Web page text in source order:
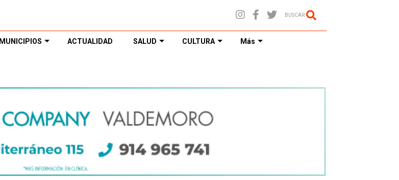
BUSCAR
MUNICIPIOS ACTUALIDAD SALUD CULTURA Más